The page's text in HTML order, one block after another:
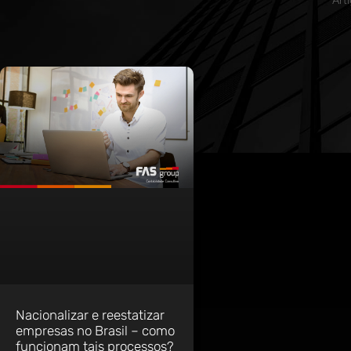
Nacionalizar e reestatizar
empresas no Brasil – como
funcionam tais processos?